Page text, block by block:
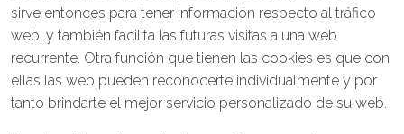
sirve entonces para tener información respecto al tráfico
web, y también facilita las futuras visitas a una web
recurrente. Otra función que tienen las cookies es que con
ellas las web pueden reconocerte individualmente y por
tanto brindarte el mejor servicio personalizado de su web.